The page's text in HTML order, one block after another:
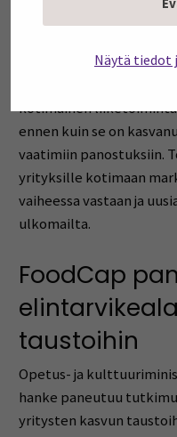
Näytä tiedot
elintarvikeviennin
kotimainen
ennen kuin se on
vaatimiin panostuksiin.
yrityksille kotimaan
vaiheessa vastaan ja
ulkomailta.
FoodCap
taustoihin
Opetus- ja
hanke paneutuu
yritysten kasvun